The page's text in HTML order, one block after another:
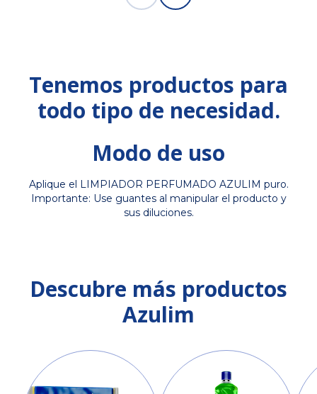
Tenemos productos para
todo tipo de necesidad.
Modo de uso
Aplique el LIMPIADOR PERFUMADO AZULIM puro.
Importante: Use guantes al manipular el producto y
sus diluciones.
Descubre más productos
Azulim